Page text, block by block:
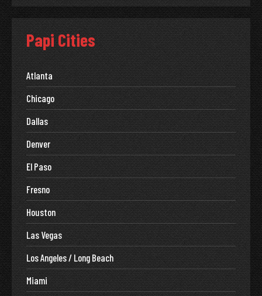
Papi Cities
Atlanta
Chicago
Dallas
Denver
El Paso
Fresno
Houston
Las Vegas
Los Angeles / Long Beach
Miami